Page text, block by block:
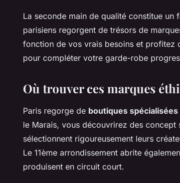
La seconde main de qualité constitue
parisiens regorgent de trésors de
fonction de vos vrais besoins et profitez
pour compléter votre garde-robe
Où trouver ces marques
Paris regorge de boutiques spécialisées
le Marais, vous découvrirez des
sélectionnent rigoureusement leurs
Le 11ème arrondissement abrite
produisent en circuit court.